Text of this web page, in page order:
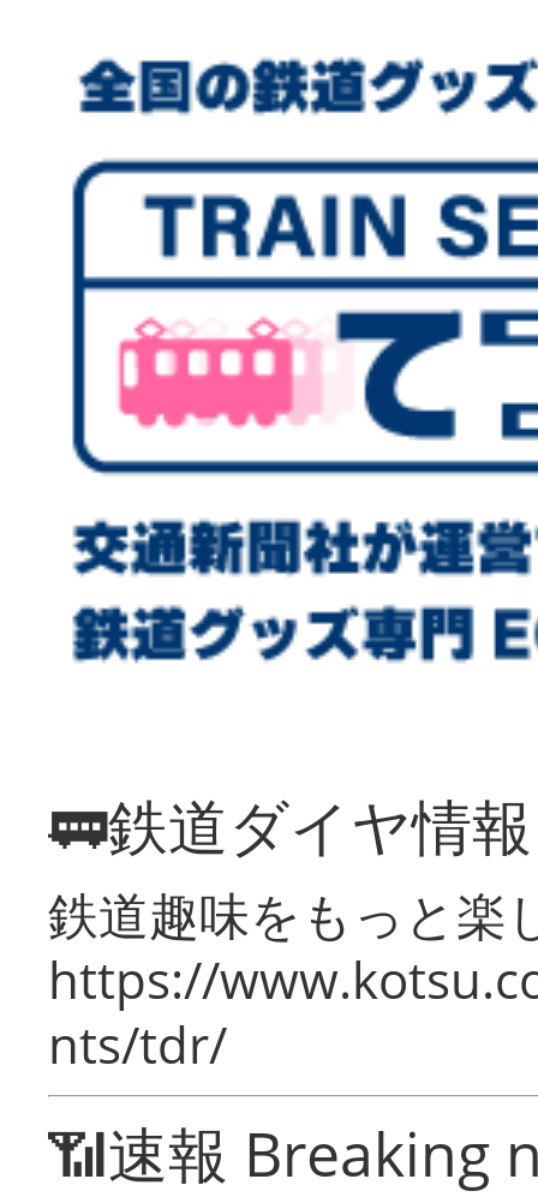
🚃鉄道ダイヤ情
鉄道趣味をもっと楽
https://
nts/tdr/
📶速報 Breaking